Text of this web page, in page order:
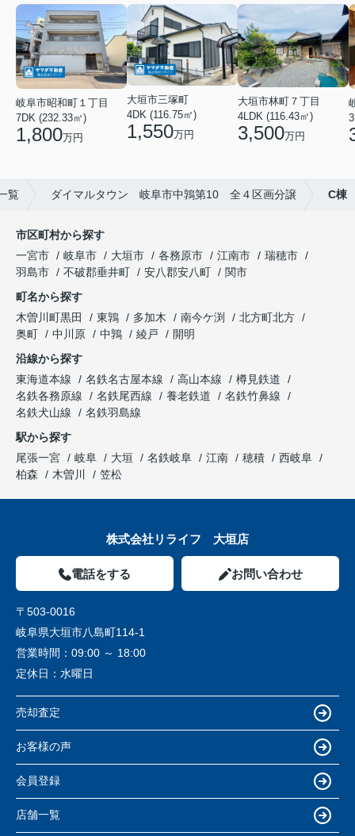
岐阜市昭和町１丁目
7DK (232.33㎡)
1,800万円
大垣市三塚町
4DK (116.75㎡)
1,550万円
大垣市林町７丁目
4LDK (116.43㎡)
3,500万円
覧 ダイマルタウン 岐阜市中鶉第10 全４区画分譲 C棟
市区町村から探す
一宮市
岐阜市 大垣市 各務原市 江南市
瑞穂市
羽島市
不破郡垂井町 安八郡安八町
関市
町名から探す
木曽川町黒田
東鶉 多加木 南今ケ渕
北方町北方
奥町
中川原 中鶉 綾戸
開明
沿線から探す
東海道本線
名鉄名古屋本線 高山本線
樽見鉄道
名鉄各務原線
名鉄尾西線 養老鉄道
名鉄竹鼻線
名鉄犬山線
名鉄羽島線
駅から探す
尾張一宮
岐阜 大垣 名鉄岐阜 江南 穂積
西岐阜
柏森
木曽川 笠松
株式会社リライフ 大垣店
電話をする お問い合わせ
〒503-0016
岐阜県大垣市八島町114-1
営業時間： 09:00 ～ 18:00
定休日： 水曜日
売却査定
お客様の声
会員登録
店舗一覧